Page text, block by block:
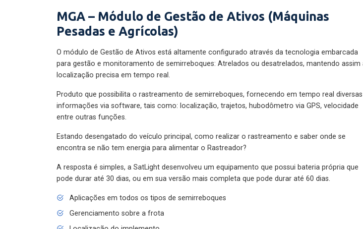
MGA – Módulo de Gestão de Ativos (Máquinas
Pesadas e Agrícolas)
O módulo de Gestão de Ativos está altamente configurado através da tecnologia embarcada
para gestão e monitoramento de semirreboques: Atrelados ou desatrelados, mantendo assim a
localização precisa em tempo real.
Produto que possibilita o rastreamento de semirreboques, fornecendo em tempo real diversas
informações via software, tais como: localização, trajetos, hubodômetro via GPS, velocidade
entre outras funções.
Estando desengatado do veículo principal, como realizar o rastreamento e saber onde se
encontra se não tem energia para alimentar o Rastreador?
A resposta é simples, a SatLight desenvolveu um equipamento que possui bateria própria que
pode durar até 30 dias, ou em sua versão mais completa que pode durar até 60 dias.
Aplicações em todos os tipos de semirreboques
Gerenciamento sobre a frota
Localização do implemento